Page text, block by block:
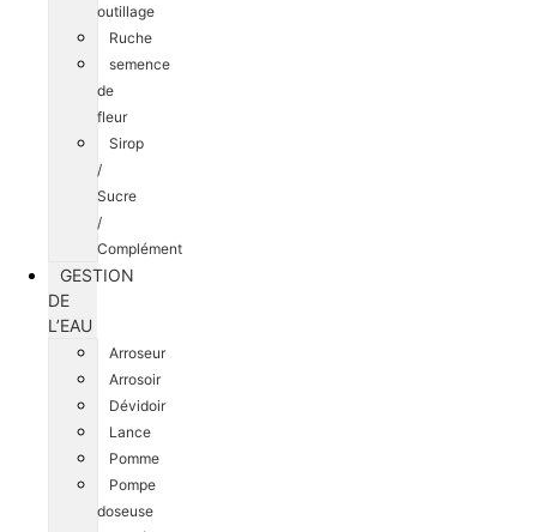
outillage
Ruche
semence
de
fleur
Sirop
/
Sucre
/
Complément
GESTION
DE
L’EAU
Arroseur
Arrosoir
Dévidoir
Lance
Pomme
Pompe
doseuse